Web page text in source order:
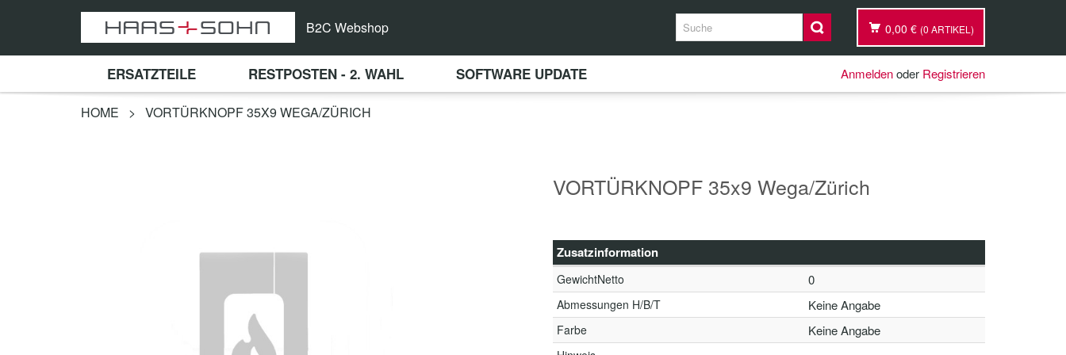
B2C Webshop 0,00 € (0 ARTIKEL)
ERSATZTEILE RESTPOSTEN - 2. WAHL SOFTWARE UPDATE Anmeldenoder Registrieren
HOME > VORTÜRKNOPF 35X9 WEGA/ZÜRICH
VORTÜRKNOPF 35x9 Wega/Zürich
Zusatzinformation
GewichtNetto 0
Abmessungen H/B/T Keine Angabe
Farbe Keine Angabe